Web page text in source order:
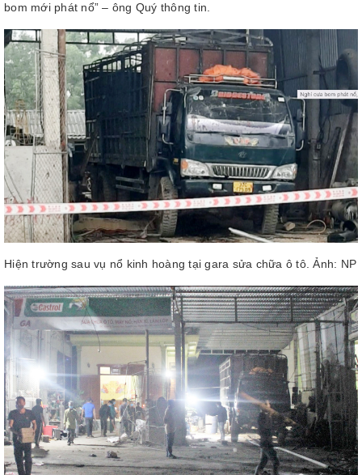
bom mới phát nổ” – ông Quý thông tin.
Hiện trường sau vụ nổ kinh hoàng tại gara sửa chữa ô tô. Ảnh: NP